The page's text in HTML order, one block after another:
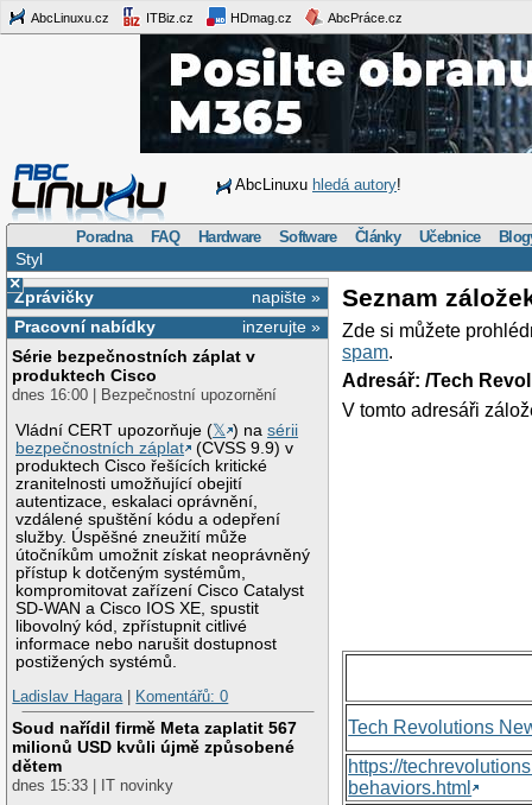
AbcLinuxu.cz ITBiz.cz HDmag.cz AbcPráce.cz
AbcLinuxu hledá autory!
Poradna FAQ Hardware Software Články Učebnice
Styl
×
napište »
Zprávičky
inzerujte »
Pracovní nabídky
Série bezpečnostních záplat v
produktech Cisco
dnes 16:00 | Bezpečnostní upozornění
Vládní CERT upozorňuje (𝕏 ) nasérii
bezpečnostních záplat
(CVSS 9.9) v
produktech Cisco řešících kritické
zranitelnosti umožňující obejití
autentizace, eskalaci oprávnění,
vzdálené spuštění kódu a odepření
služby. Úspěšné zneužití může
útočníkům umožnit získat neoprávněný
přístup k dotčeným systémům,
kompromitovat zařízení Cisco Catalyst
SD-WAN a Cisco IOS XE, spustit
libovolný kód, zpřístupnit citlivé
informace nebo narušit dostupnost
postižených systémů.
Ladislav Hagara| Komentářů: 0
Soud nařídil firmě Meta zaplatit 567
milionů USD kvůli újmě způsobené
dětem
dnes 15:33 | IT novinky
Seznam
Zde si můžete
spam.
Adresář: /Tech
V tomto adresáři
Tech Revolutions
https://
behaviors.html